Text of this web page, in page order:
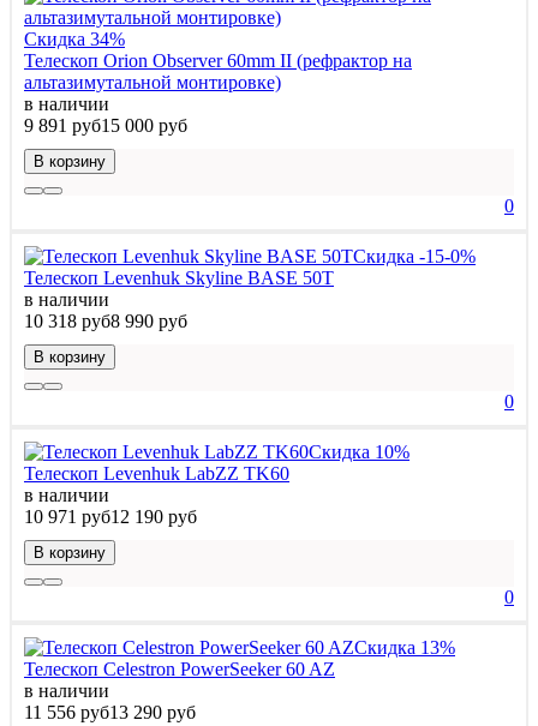
Скидка 34%
Телескоп Orion Observer 60mm II (рефрактор на
альтазимутальной монтировке)
в наличии
9 891 руб15 000 руб
В корзину
0
Скидка -15-0%
Телескоп Levenhuk Skyline BASE 50T
в наличии
10 318 руб8 990 руб
В корзину
0
Скидка 10%
Телескоп Levenhuk LabZZ TK60
в наличии
10 971 руб12 190 руб
В корзину
0
Скидка 13%
Телескоп Celestron PowerSeeker 60 AZ
в наличии
11 556 руб13 290 руб